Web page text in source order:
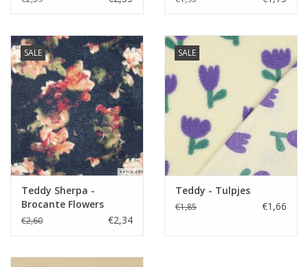
SALE
Teddy Sherpa -
Brocante Flowers
€2,60 €2,34
SALE
Teddy - Tulpjes
€1,85 €1,66